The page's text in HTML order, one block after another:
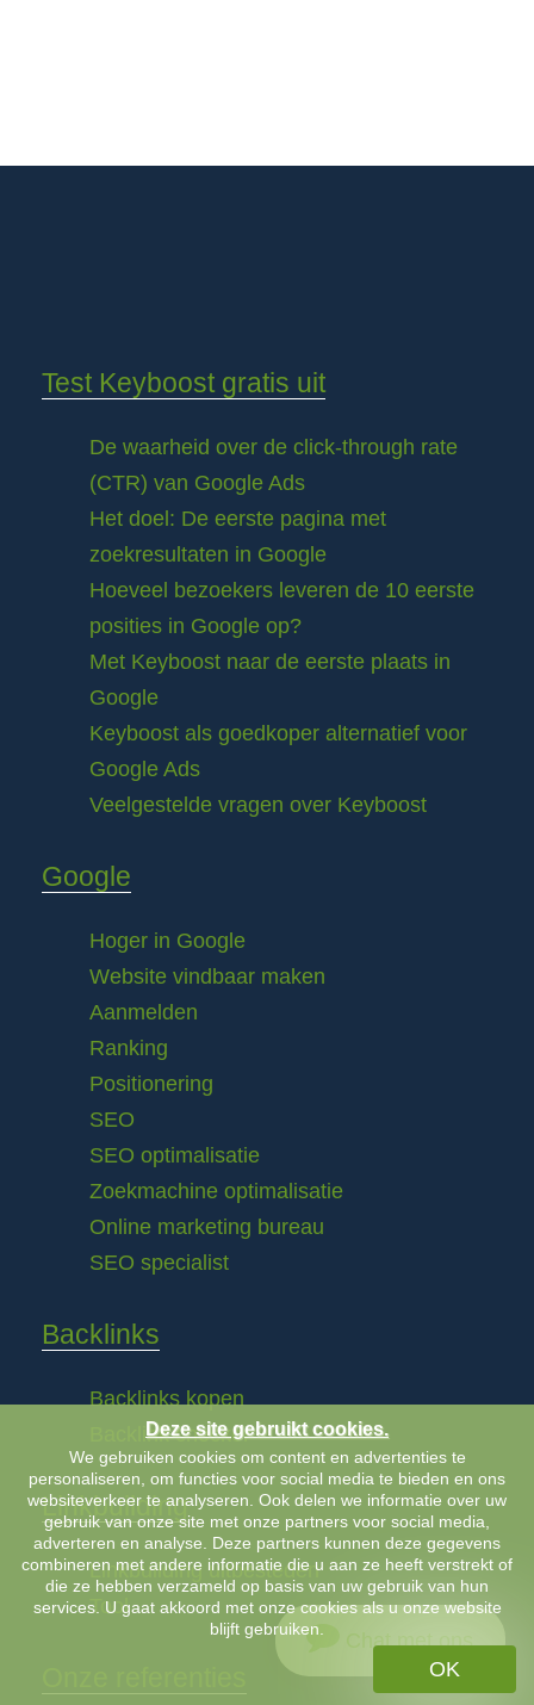
Test Keyboost gratis uit
De waarheid over de click-through rate
(CTR) van Google Ads
Het doel: De eerste pagina met
zoekresultaten in Google
Hoeveel bezoekers leveren de 10 eerste
posities in Google op?
Met Keyboost naar de eerste plaats in
Google
Keyboost als goedkoper alternatief voor
Google Ads
Veelgestelde vragen over Keyboost
Google
Hoger in Google
Website vindbaar maken
Aanmelden
Ranking
Positionering
SEO
SEO optimalisatie
Zoekmachine optimalisatie
Online marketing bureau
SEO specialist
Backlinks
Backlinks kopen
Backlink checker
Linkbuilding
Linkbuilding uitbesteden
Tool
Chat met ons
Deze site gebruikt cookies.
We gebruiken cookies om content en advertenties te
personaliseren, om functies voor social media te bieden en ons
websiteverkeer te analyseren. Ook delen we informatie over uw
gebruik van onze site met onze partners voor social media,
adverteren en analyse. Deze partners kunnen deze gegevens
combineren met andere informatie die u aan ze heeft verstrekt of
die ze hebben verzameld op basis van uw gebruik van hun
services. U gaat akkoord met onze cookies als u onze website
blijft gebruiken.
OK